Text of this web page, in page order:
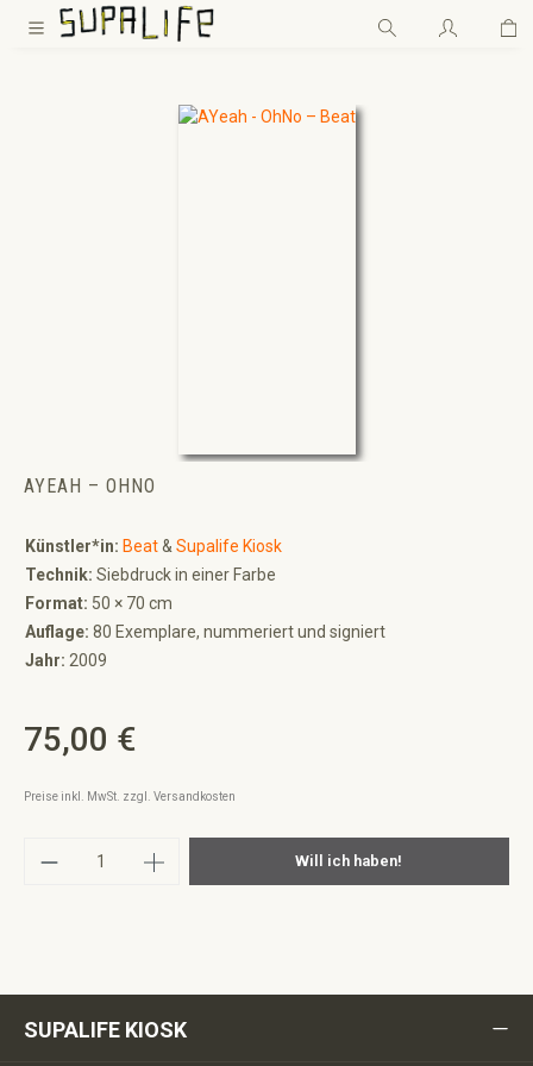
Zum Hauptinhalt springen
AYEAH – OHNO
Künstler*in: Beat& Supalife Kiosk
Technik: Siebdruck in einer Farbe
Format: 50 × 70 cm
Auflage: 80 Exemplare, nummeriert und signiert
Jahr: 2009
Regulärer Preis:
75,00 €
Preise inkl. MwSt. zzgl. Versandkosten
Produkt Anzahl: Gib den gewünschten
Will ich haben!
SUPALIFE KIOSK